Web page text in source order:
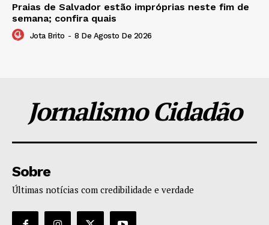
Praias de Salvador estão impróprias neste fim de
semana; confira quais
Jota Brito - 8 De Agosto De 2026
Jornalismo Cidadão
Sobre
Últimas notícias com credibilidade e verdade